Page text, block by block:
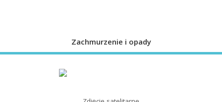
Zachmurzenie i opady